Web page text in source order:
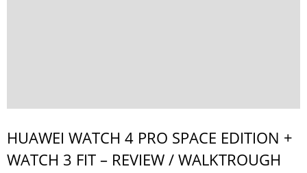
HUAWEI WATCH 4 PRO SPACE EDITION +
WATCH 3 FIT – REVIEW / WALKTROUGH